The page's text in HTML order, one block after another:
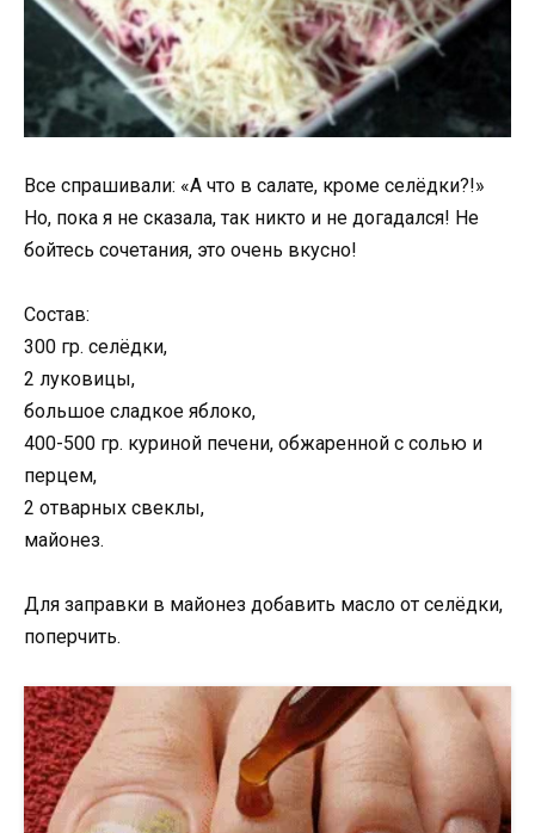
Все спрашивали: «А что в салате, кроме селёдки?!»
Но, пока я не сказала, так никто и не догадался! Не
бойтесь сочетания, это очень вкусно!
Состав:
300 гр. селёдки,
2 луковицы,
большое сладкое яблоко,
400-500 гр. куриной печени, обжаренной с солью и
перцем,
2 отварных свеклы,
майонез.
Для заправки в майонез добавить масло от селёдки,
поперчить.